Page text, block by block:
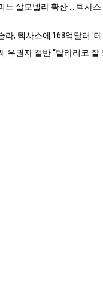
뇨 살모넬라 확산 … 텍사스
라, 텍사스에 168억달러 ‘
유권자 절반 “탈라리코 잘